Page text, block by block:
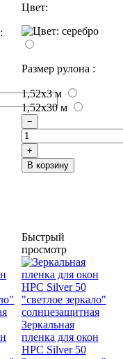
Цвет:
Размер рулона :
1,52x3 м
1,52x30 м
−
+
В корзину
Быстрый
просмотр
Зеркальная
пленка для окон
HPC Silver 50